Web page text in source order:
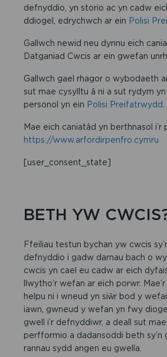
defnyddio, yn storio ac yn cadw
ddiogel, edrychwch ar ein Polisi
Gallwch newid neu dynnu eich
Datganiad Cwcis ar ein gwefan
Gallwch gael rhagor o wybodaeth
sut mae cysylltu â ni a sut rydym
personol yn ein Polisi Preifatrwydd
Mae eich caniatâd yn berthnasol i’r
https://www.arfordirpenfro.cymru
[user_consent_state]
BETH YW
Ffeiliau testun bychan yw cwcis
defnyddio i gadw darnau bach o
cwcis yn cael eu cadw ar eich
llwytho’r wefan ar eich porwr.
helpu ni i wneud yn siŵr bod y
iawn, gwneud y wefan yn fwy
gwell i’r defnyddiwr, a deall sut
perfformio a dadansoddi beth sy’n
rannau sydd angen eu gwella.